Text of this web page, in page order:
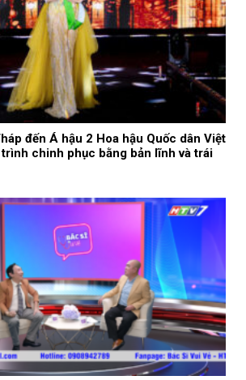
đến Á hậu 2 Hoa hậu Quốc dân Việt
chinh phục bằng bản lĩnh và trái